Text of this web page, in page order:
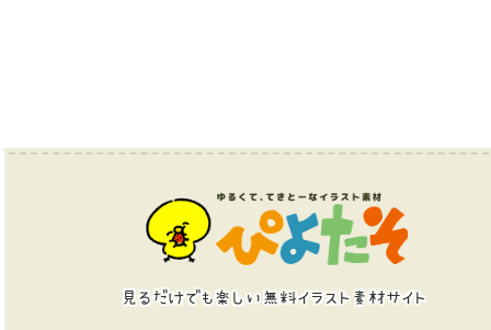
見るだけでも楽しい無料イラスト素材サイト